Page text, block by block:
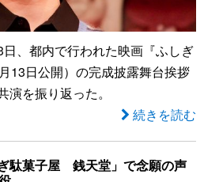
、都内で行われた映画『ふしぎ
日公開）の完成披露舞台挨拶
を振り返った。
続きを読む
駄菓子屋 銭天堂」で念願の声